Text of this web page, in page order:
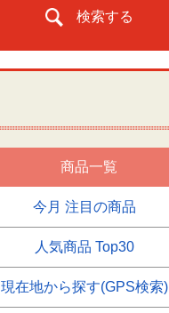
検索する
商品一覧
今月 注目の商品
人気商品 Top30
現在地から探す(GPS検索)